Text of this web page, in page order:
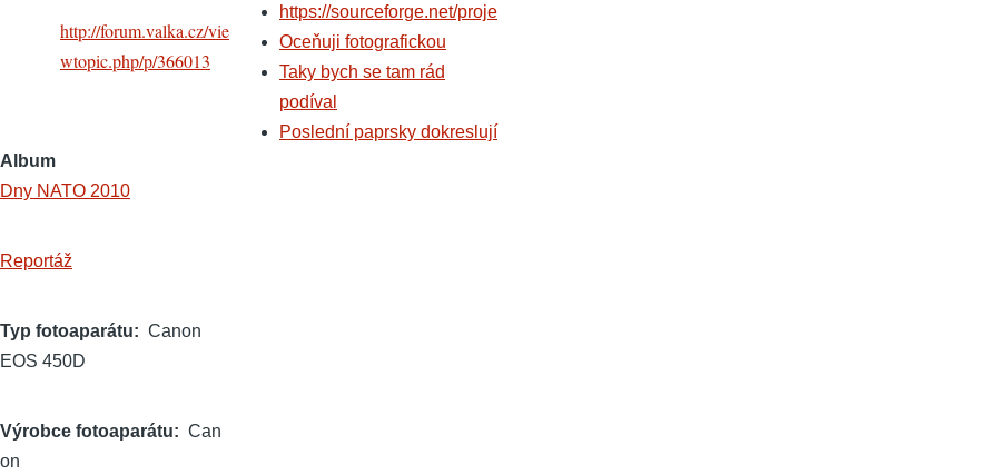
http://forum.valka.cz/vie
wtopic.php/p/366013
Album
Dny NATO 2010
Reportáž
Typ fotoaparátu
Canon
EOS 450D
Výrobce fotoaparátu
Can
on
https://sourceforge.net/proje
Oceňuji fotografickou
Taky bych se tam rád
podíval
Poslední paprsky dokreslují